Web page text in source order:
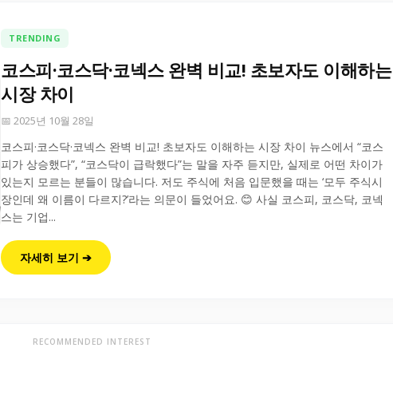
TRENDING
코스피·코스닥·코넥스 완벽 비교! 초보자도 이해하는
시장 차이
📅 2025년 10월 28일
코스피·코스닥·코넥스 완벽 비교! 초보자도 이해하는 시장 차이 뉴스에서 “코스
피가 상승했다”, “코스닥이 급락했다”는 말을 자주 듣지만, 실제로 어떤 차이가
있는지 모르는 분들이 많습니다. 저도 주식에 처음 입문했을 때는 ‘모두 주식시
장인데 왜 이름이 다르지?’라는 의문이 들었어요. 😊 사실 코스피, 코스닥, 코넥
스는 기업...
자세히 보기 ➔
RECOMMENDED INTEREST